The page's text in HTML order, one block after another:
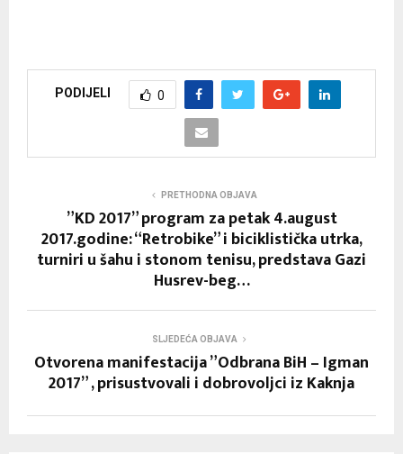
PODIJELI 0
PRETHODNA OBJAVA
”KD 2017” program za petak 4.august
2017.godine: “Retrobike” i biciklistička utrka,
turniri u šahu i stonom tenisu, predstava Gazi
Husrev-beg…
SLJEDEĆA OBJAVA
Otvorena manifestacija ”Odbrana BiH – Igman
2017” , prisustvovali i dobrovoljci iz Kaknja